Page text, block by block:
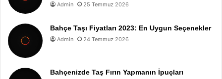
Admin 25 Temmuz 2026
Bahçe Taşı Fiyatları 2023: En Uygun Seçenekler
Admin 24 Temmuz 2026
Bahçenizde Taş Fırın Yapmanın İpuçları